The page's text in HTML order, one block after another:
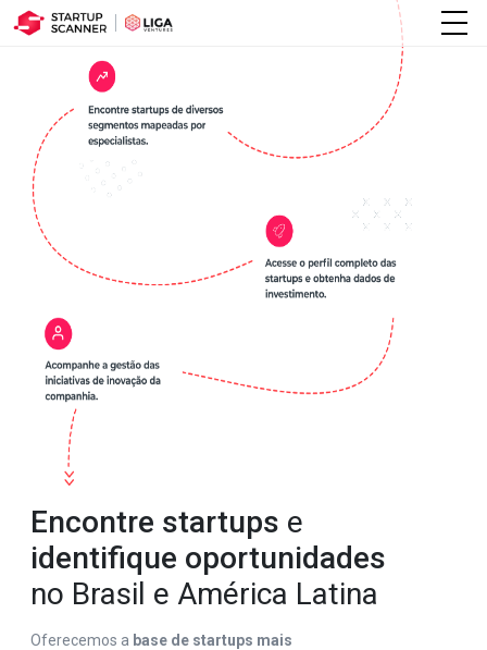
Encontre startups e
identifique oportunidades
no Brasil e América Latina
Oferecemos a base de startups mais